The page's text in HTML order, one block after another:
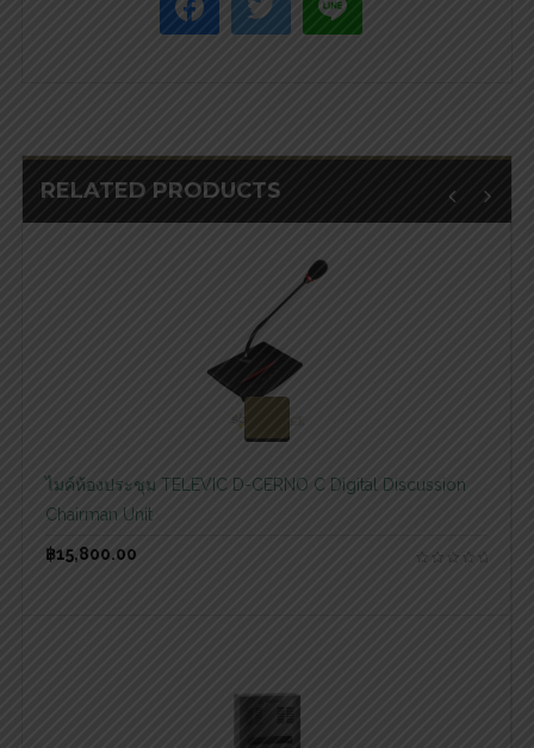
RELATED PRODUCTS
สอบถามและสั่งซื้อสินค้า
ไมค์ห้องประชุม TELEVIC D-CERNO C Digital Discussion
Chairman Unit
฿15,800.00